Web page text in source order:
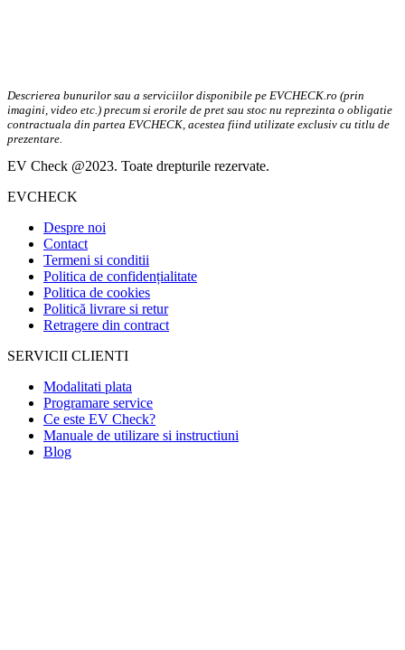
Descrierea bunurilor sau a serviciilor disponibile pe EVCHECK.ro (prin
imagini, video etc.) precum si erorile de pret sau stoc nu reprezinta o obligatie
contractuala din partea EVCHECK, acestea fiind utilizate exclusiv cu titlu de
prezentare.
EV Check @2023. Toate drepturile rezervate.
EVCHECK
Despre noi
Contact
Termeni si conditii
Politica de confidențialitate
Politica de cookies
Politică livrare si retur
Retragere din contract
SERVICII CLIENTI
Modalitati plata
Programare service
Ce este EV Check?
Manuale de utilizare si instructiuni
Blog